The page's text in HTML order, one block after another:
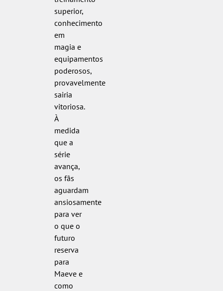
superior,
conhecimento
em
magia e
equipamentos
poderosos,
provavelmente
sairia
vitoriosa.
À
medida
que a
série
avança,
os fãs
aguardam
ansiosamente
para ver
o que o
futuro
reserva
para
Maeve e
como